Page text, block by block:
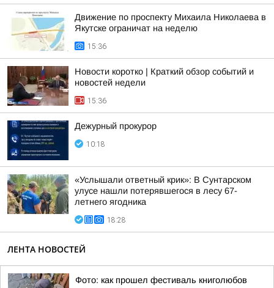
Движение по проспекту Михаила Николаева в
Якутске ограничат на неделю
15:36
Новости коротко | Краткий обзор событий и
новостей недели
15:36
Дежурный прокурор
10:18
«Услышали ответный крик»: В Сунтарском
улусе нашли потерявшегося в лесу 67-
летнего ягодника
18:28
ЛЕНТА НОВОСТЕЙ
Фото: как прошел фестиваль книголюбов